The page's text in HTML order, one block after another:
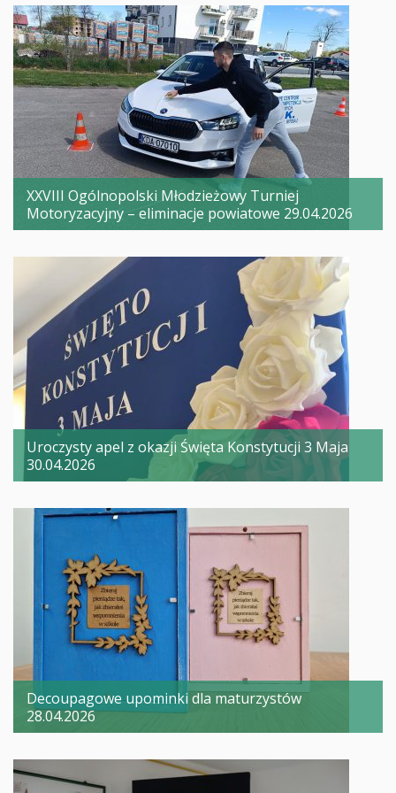
XXVIII Ogólnopolski Młodzieżowy Turniej
Motoryzacyjny – eliminacje powiatowe 29.04.2026
Uroczysty apel z okazji Święta Konstytucji 3 Maja
30.04.2026
Decoupagowe upominki dla maturzystów
28.04.2026